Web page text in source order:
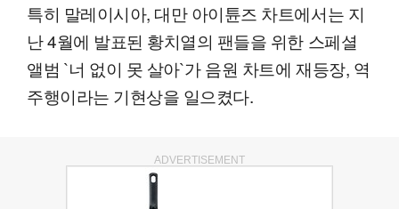
특히 말레이시아, 대만 아이튠즈 차트에서는 지
난 4월에 발표된 황치열의 팬들을 위한 스페셜
앨범 `너 없이 못 살아`가 음원 차트에 재등장, 역
주행이라는 기현상을 일으켰다.
ADVERTISEMENT